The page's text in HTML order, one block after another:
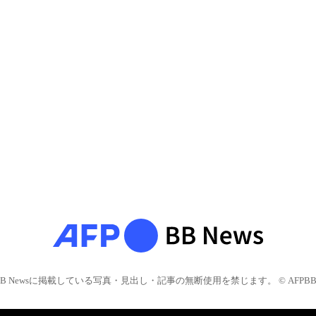
Newsに掲載している写真・見出し・記事の無断使用を禁じます。 © AFPBB